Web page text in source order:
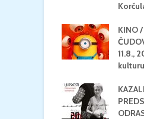
KINO
11.8.,